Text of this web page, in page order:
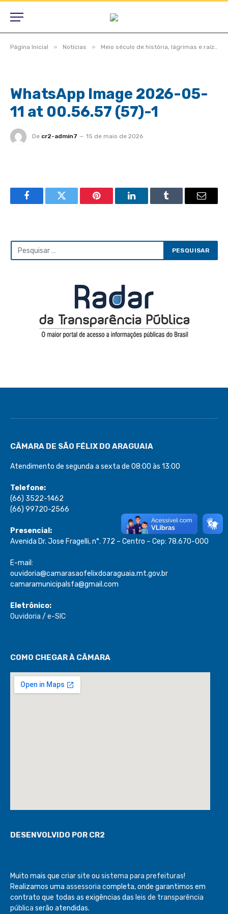
Página Inicial » Notícias » Meio século de história, lágrimas e raízes, São Félix do Araguaia vive noite inesquecível em homenagem aos pioneiros
WhatsApp Image 2026-05-
11 at 00.56.57 (57)-1
De cr2-admin7 15 de maio de 2026
FacebookTwitter Pinterest LinkedInTumblr Email
CÂMARA DE SÃO FÉLIX DO ARAGUAIA
Atendimento de segunda a sexta de 08:00 às 13:00
Telefone:
(66) 3522-1462
(66) 99720-2566
Presencial:
Avenida Dr. Jose Fragelli, n°. 772 – Centro – Cep: 78.670-000
E-mail:
ouvidoria@camarasaofelixdoaraguaia.mt.gov.br
camaramunicipalsfa@gmail.com
Eletrônico:
Ouvidoria / e-SIC
COMO CHEGAR À CÂMARA
DESENVOLVIDO POR CR2
Muito mais que criar site ou sistema para prefeituras!
Realizamos uma assessoria completa, onde garantimos em
contrato que todas as exigências das leis de transparência
pública serão atendidas.